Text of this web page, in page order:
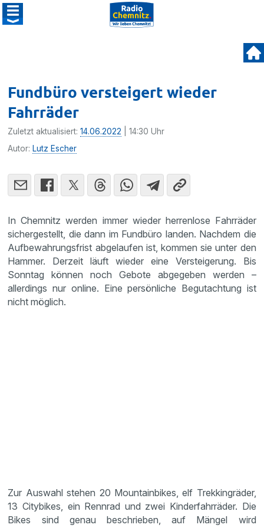
Fundbüro versteigert wieder
Fahrräder
Zuletzt aktualisiert:14.06.2022 | 14:30 Uhr
Autor: Lutz Escher
In Chemnitz werden immer wieder herrenlose Fahrräder
sichergestellt, die dann im Fundbüro landen. Nachdem die
Aufbewahrungsfrist abgelaufen ist, kommen sie unter den
Hammer. Derzeit läuft wieder eine Versteigerung. Bis
Sonntag können noch Gebote abgegeben werden –
allerdings nur online. Eine persönliche Begutachtung ist
nicht möglich.
Zur Auswahl stehen 20 Mountainbikes, elf Trekkingräder,
13 Citybikes, ein Rennrad und zwei Kinderfahrräder. Die
Bikes sind genau beschrieben, auf Mängel wird